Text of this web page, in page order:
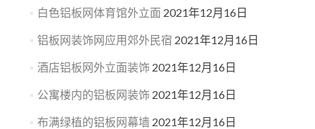
白色铝板网体育馆外立面 2021年12月16日
铝板网装饰网应用郊外民宿 2021年12月16日
酒店铝板网外立面装饰 2021年12月16日
公寓楼内的铝板网装饰 2021年12月16日
布满绿植的铝板网幕墙 2021年12月16日